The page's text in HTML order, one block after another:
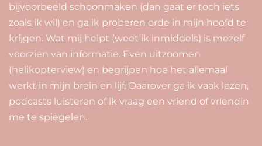
bijvoorbeeld schoonmaken (dan gaat er toch iets
zoals ik wil) en ga ik proberen orde in mijn hoofd te
krijgen. Wat mij helpt (weet ik inmiddels) is mezelf
voorzien van informatie. Even uitzoomen
(helikopterview) en begrijpen hoe het allemaal
werkt in mijn brein en lijf. Daarover ga ik vaak lezen,
podcasts luisteren of ik vraag een vriend of vriendin
me te spiegelen.